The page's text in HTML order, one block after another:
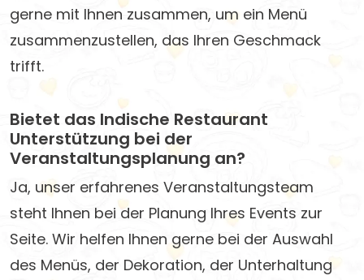
gerne mit Ihnen zusammen, um ein Menü
zusammenzustellen, das Ihren Geschmack
trifft.
Bietet das Indische Restaurant
Unterstützung bei der
Veranstaltungsplanung an?
Ja, unser erfahrenes Veranstaltungsteam
steht Ihnen bei der Planung Ihres Events zur
Seite. Wir helfen Ihnen gerne bei der Auswahl
des Menüs, der Dekoration, der Unterhaltung